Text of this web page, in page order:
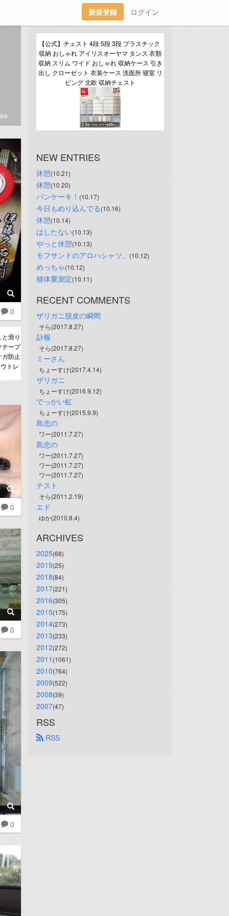
新規登録 ログイン
0
滑り
ープ
防止
トレ
0
0
0
【公式】チェスト 4段 5段 3段 プラスチック
収納 おしゃれ アイリスオーヤマ タンス 衣類
収納 スリム ワイド おしゃれ 収納ケース 引き
出し クローゼット 衣装ケース 洗面所 寝室 リ
ビング 北欧 収納チェスト
NEW ENTRIES
休憩(10.21)
休憩(10.20)
パンケーキ！ (10.17)
今日もめり込んでる(10.16)
休憩(10.14)
はしたない(10.13)
やっと休憩(10.13)
モフサンドのアロハシャツ。 (10.12)
めっちゃ(10.12)
猫体重測定(10.11)
RECENT COMMENTS
ザリガニ脱皮の瞬間
そら(2017.8.27)
訃報
そら(2017.8.27)
ミーさん
ちょーすけ(2017.4.14)
ザリガニ
ちょーすけ(2016.9.12)
でっかい虹
ちょーすけ(2015.9.9)
島忠の
ワー(2011.7.27)
島忠の
ワー(2011.7.27)
ワー(2011.7.27)
ワー(2011.7.27)
テスト
そら(2011.2.19)
エド
ゆか(2010.8.4)
ARCHIVES
2025(68)
2019(25)
2018(84)
2017(221)
2016(305)
2015(175)
2014(273)
2013(233)
2012(272)
2011 (1061)
2010(764)
2009(522)
2008(39)
2007(47)
RSS
RSS